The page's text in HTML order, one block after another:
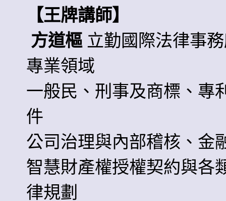
【王牌講師】
方道樞 立勤國際法律事
專業領域
一般民、刑事及商標、專
件
公司治理與內部稽核、金
智慧財產權授權契約與各
律規劃